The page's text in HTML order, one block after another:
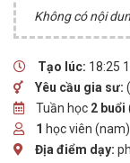
Không có nội
Tạo lúc: 18:25
Yêu cầu gia sư:
Tuần học 2 buổi
1 học viên (nam)
Địa điểm dạy: